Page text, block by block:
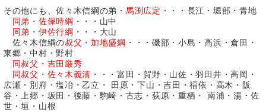
その他にも、佐々木信綱の弟・ 馬渕広定 ・・・長江・堀部・青地
同弟・佐保時綱 ・・・山中
同弟・伊佐行綱 ・・・大山
佐々木信綱の叔父・加地盛綱 ・・・磯部・小島・高浜・倉田・
東郷・中村・野村
同叔父・吉田厳秀
同叔父・佐々木義清 ・・・富田・賀野・山佐・羽田井・高岡・
広瀬・別府・塩冶・乙立・ 田原・下山・吉田・福依・高木・阪
谷・上郷・坂田・後藤・駒崎・古志・荻原・重栖・ 南浦・湯・佐
世・垣・山根